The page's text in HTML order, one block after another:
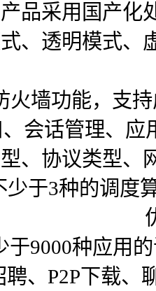
品采用国产化
、透明模式、
火墙功能，支
、会话管理、应
、协议类型、
少于3种的调度
于9000种应用
聘、P2P下载